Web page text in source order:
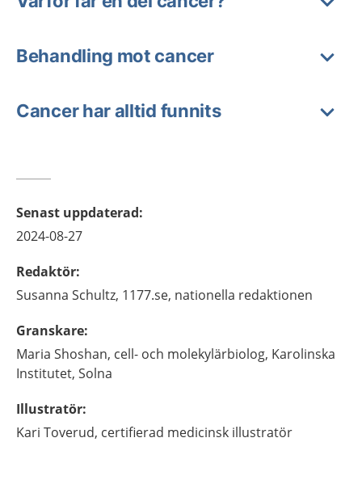
Behandling mot cancer
Cancer har alltid funnits
Senast uppdaterad:
2024-08-27
Redaktör:
Susanna Schultz, 1177.se, nationella redaktionen
Granskare:
Maria Shoshan, cell- och molekylärbiolog, Karolinska
Institutet, Solna
Illustratör:
Kari Toverud, certifierad medicinsk illustratör